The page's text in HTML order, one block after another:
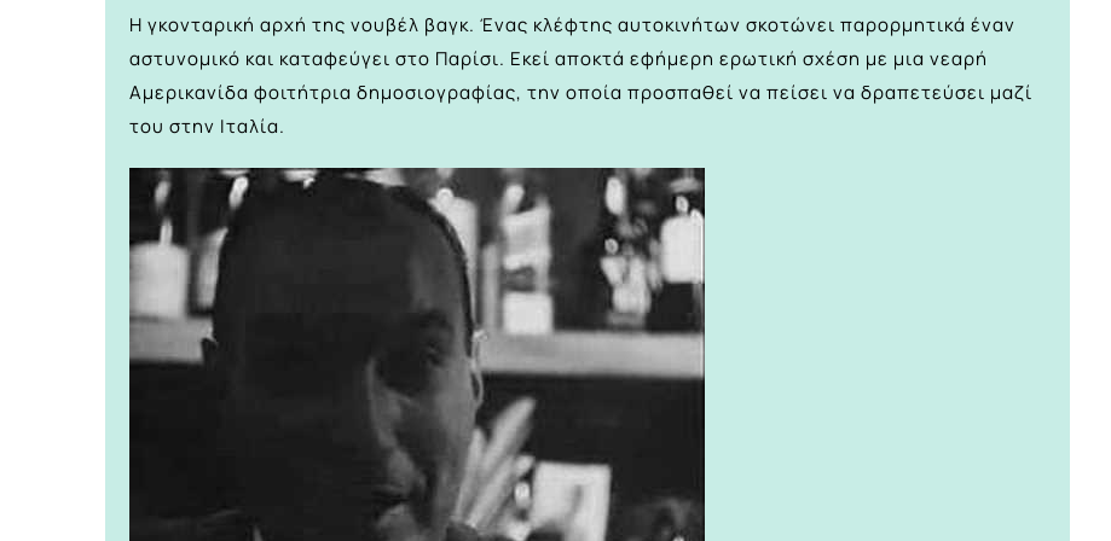
Η γκονταρική αρχή της νουβέλ βαγκ. Ένας κλέφτης αυτοκινήτων σκοτώνει παρορμητικά έναν
αστυνομικό και καταφεύγει στο Παρίσι. Εκεί αποκτά εφήμερη ερωτική σχέση με μια νεαρή
Αμερικανίδα φοιτήτρια δημοσιογραφίας, την οποία προσπαθεί να πείσει να δραπετεύσει μαζί
του στην Ιταλία.